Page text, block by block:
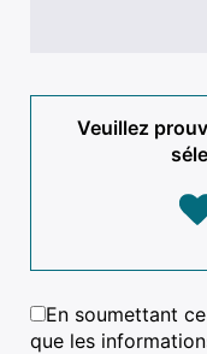
Veuillez
En soumettant
que les
: